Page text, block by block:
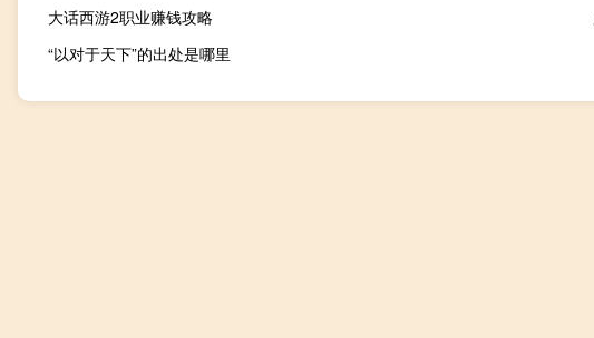
大话西游2职业赚钱攻略
“以对于天下”的出处是哪里